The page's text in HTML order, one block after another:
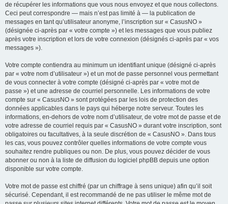
de récupérer les informations que vous nous envoyez et que nous collectons.
Ceci peut correspondre — mais n’est pas limité à — la publication de
messages en tant qu’utilisateur anonyme, l’inscription sur « CasusNO »
(désignée ci-après par « votre compte ») et les messages que vous publiez
après votre inscription et lors de votre connexion (désignés ci-après par « vos
messages »).
Votre compte contiendra au minimum un identifiant unique (désigné ci-après
par « votre nom d’utilisateur ») et un mot de passe personnel vous permettant
de vous connecter à votre compte (désigné ci-après par « votre mot de
passe ») et une adresse de courriel personnelle. Les informations de votre
compte sur « CasusNO » sont protégées par les lois de protection des
données applicables dans le pays qui héberge notre serveur. Toutes les
informations, en-dehors de votre nom d’utilisateur, de votre mot de passe et de
votre adresse de courriel requis par « CasusNO » durant votre inscription, sont
obligatoires ou facultatives, à la seule discrétion de « CasusNO ». Dans tous
les cas, vous pouvez contrôler quelles informations de votre compte vous
souhaitez rendre publiques ou non. De plus, vous pouvez décider de vous
abonner ou non à la liste de diffusion du logiciel phpBB depuis une option
disponible sur votre compte.
Votre mot de passe est chiffré (par un chiffrage à sens unique) afin qu’il soit
sécurisé. Cependant, il est recommandé de ne pas utiliser le même mot de